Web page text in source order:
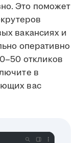
Это поможет
вакансиях и
оперативно
откликов
в
вас